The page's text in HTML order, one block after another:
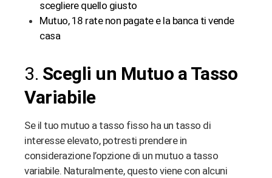
scegliere quello giusto
Mutuo, 18 rate non pagate e la banca ti vende
casa
3. Scegli un Mutuo a Tasso
Variabile
Se il tuo mutuo a tasso fisso ha un tasso di
interesse elevato, potresti prendere in
considerazione l’opzione di un mutuo a tasso
variabile. Naturalmente, questo viene con alcuni